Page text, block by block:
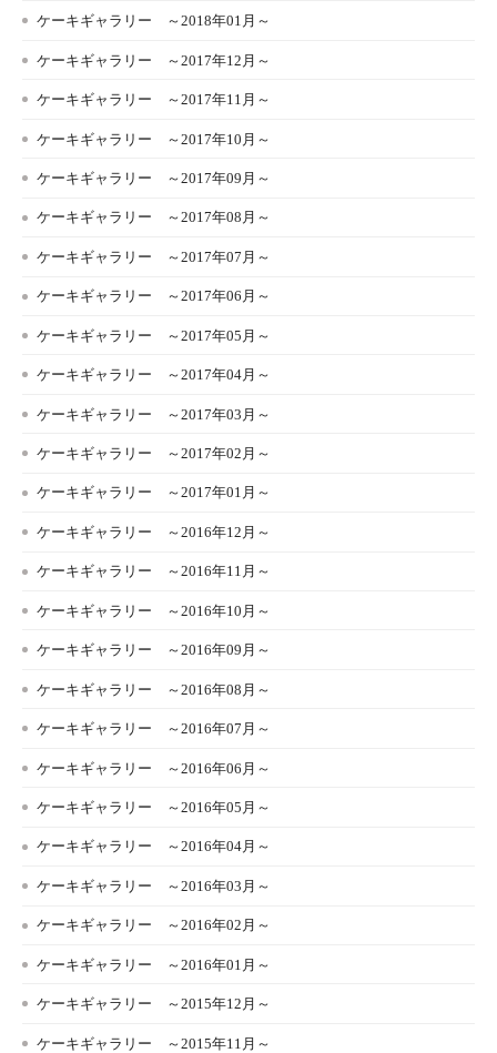
ケーキギャラリー ～2018年01月～
ケーキギャラリー ～2017年12月～
ケーキギャラリー ～2017年11月～
ケーキギャラリー ～2017年10月～
ケーキギャラリー ～2017年09月～
ケーキギャラリー ～2017年08月～
ケーキギャラリー ～2017年07月～
ケーキギャラリー ～2017年06月～
ケーキギャラリー ～2017年05月～
ケーキギャラリー ～2017年04月～
ケーキギャラリー ～2017年03月～
ケーキギャラリー ～2017年02月～
ケーキギャラリー ～2017年01月～
ケーキギャラリー ～2016年12月～
ケーキギャラリー ～2016年11月～
ケーキギャラリー ～2016年10月～
ケーキギャラリー ～2016年09月～
ケーキギャラリー ～2016年08月～
ケーキギャラリー ～2016年07月～
ケーキギャラリー ～2016年06月～
ケーキギャラリー ～2016年05月～
ケーキギャラリー ～2016年04月～
ケーキギャラリー ～2016年03月～
ケーキギャラリー ～2016年02月～
ケーキギャラリー ～2016年01月～
ケーキギャラリー ～2015年12月～
ケーキギャラリー ～2015年11月～